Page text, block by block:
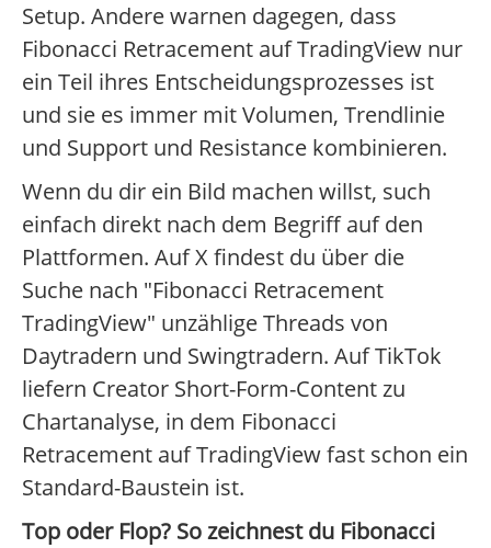
Setup. Andere warnen dagegen, dass
Fibonacci Retracement auf TradingView nur
ein Teil ihres Entscheidungsprozesses ist
und sie es immer mit Volumen, Trendlinie
und Support und Resistance kombinieren.
Wenn du dir ein Bild machen willst, such
einfach direkt nach dem Begriff auf den
Plattformen. Auf X findest du über die
Suche nach "Fibonacci Retracement
TradingView" unzählige Threads von
Daytradern und Swingtradern. Auf TikTok
liefern Creator Short-Form-Content zu
Chartanalyse, in dem Fibonacci
Retracement auf TradingView fast schon ein
Standard-Baustein ist.
Top oder Flop? So zeichnest du Fibonacci